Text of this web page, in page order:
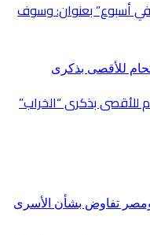
في أسبوع” بعنوان: وسوف
بذكرى “الخراب”
ومصر تفاوض بشأن الأسرى